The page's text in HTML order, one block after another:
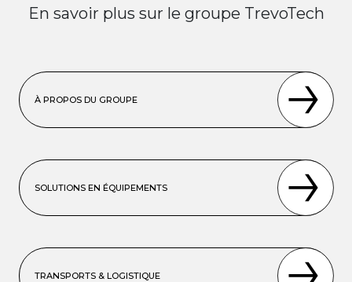
En savoir plus sur le groupe TrevoTech
À PROPOS DU GROUPE
SOLUTIONS EN ÉQUIPEMENTS
TRANSPORTS & LOGISTIQUE